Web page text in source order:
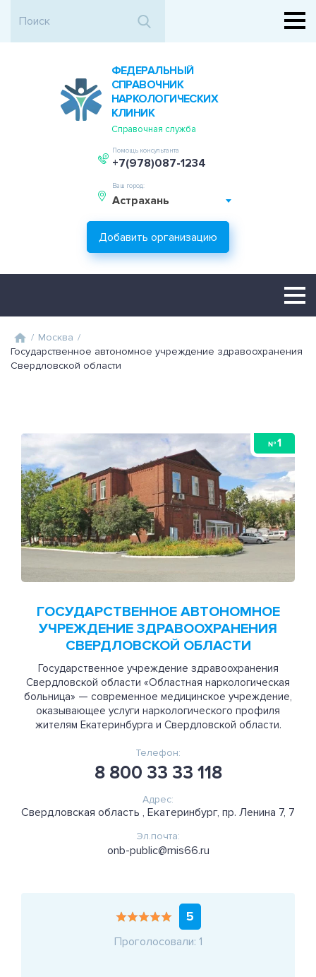
ФЕДЕРАЛЬНЫЙ
СПРАВОЧНИК
НАРКОЛОГИЧЕСКИХ
КЛИНИК
Справочная служба
Помощь консультанта
+7(978)087-1234
Ваш город:
Астрахань
Добавить организацию
/ Москва /
Государственное автономное учреждение здравоохранения
Свердловской области
№ 1
ГОСУДАРСТВЕННОЕ АВТОНОМНОЕ
УЧРЕЖДЕНИЕ ЗДРАВООХРАНЕНИЯ
СВЕРДЛОВСКОЙ ОБЛАСТИ
Государственное учреждение здравоохранения
Свердловской области «Областная наркологическая
больница» — современное медицинское учреждение,
оказывающее услуги наркологического профиля
жителям Екатеринбурга и Свердловской области.
Телефон:
8 800 33 33 118
Адрес:
Свердловская область , Екатеринбург, пр. Ленина 7, 7
Эл.почта:
onb-public@mis66.ru
5
Проголосовали: 1